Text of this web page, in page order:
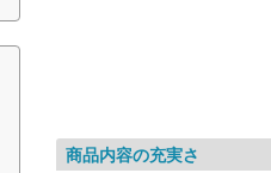
商品内容の充実さ